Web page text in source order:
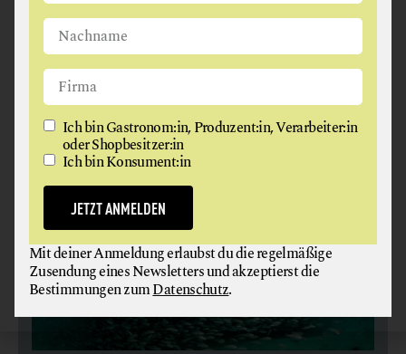
gesamte Ökosystem miteinander vernetzt. Wir
wissen, Wasser speichert Informationen. Und diese
Information kann es auch weitergeben – bis zu den
Fischen“, erklärt Mößmer.
Ich bin Gastronom:in, Produzent:in, Verarbeiter:in
oder Shopbesitzer:in
Ich bin Konsument:in
JETZT ANMELDEN
Mit deiner Anmeldung erlaubst du die regelmäßige
Zusendung eines Newsletters und akzeptierst die
Bestimmungen zumDatenschutz.